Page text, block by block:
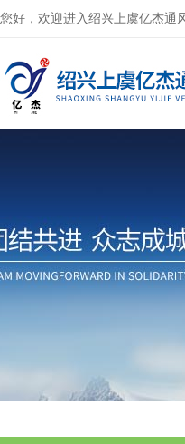
您好，欢迎进入绍兴上虞亿杰通